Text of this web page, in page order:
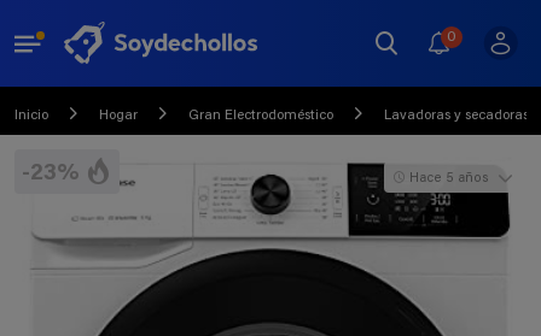
0
Inicio Hogar Gran Electrodoméstico Lavadoras y secadoras
-23% Hace 5 años